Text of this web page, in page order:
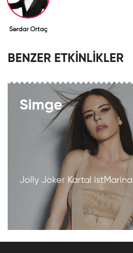
Serdar Ortaç
BENZER ETKİNLİKLER
Simge
Jolly Joker Kartal istMarina